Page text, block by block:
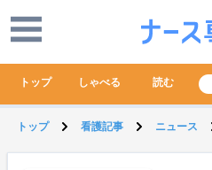
トップ しゃべる 読む
トップ 看護記事 ニュース